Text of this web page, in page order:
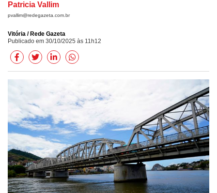
Patricia Vallim
pvallim@redegazeta.com.br
Vitória / Rede Gazeta
Publicado em 30/10/2025 às 11h12